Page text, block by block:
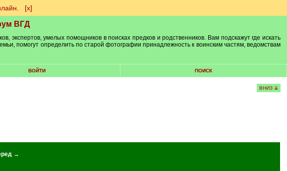
[х]
ВГД
экспертов, умелых помощников в поисках предков и родственников. Вам подскажут где искать
помогут определить по старой фотографии принадлежность к воинским частям, ведомствам
ВОЙТИ ПОИСК
ВНИЗ ⇊
→